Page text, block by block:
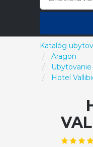
Katalóg
Aragon
Hotel